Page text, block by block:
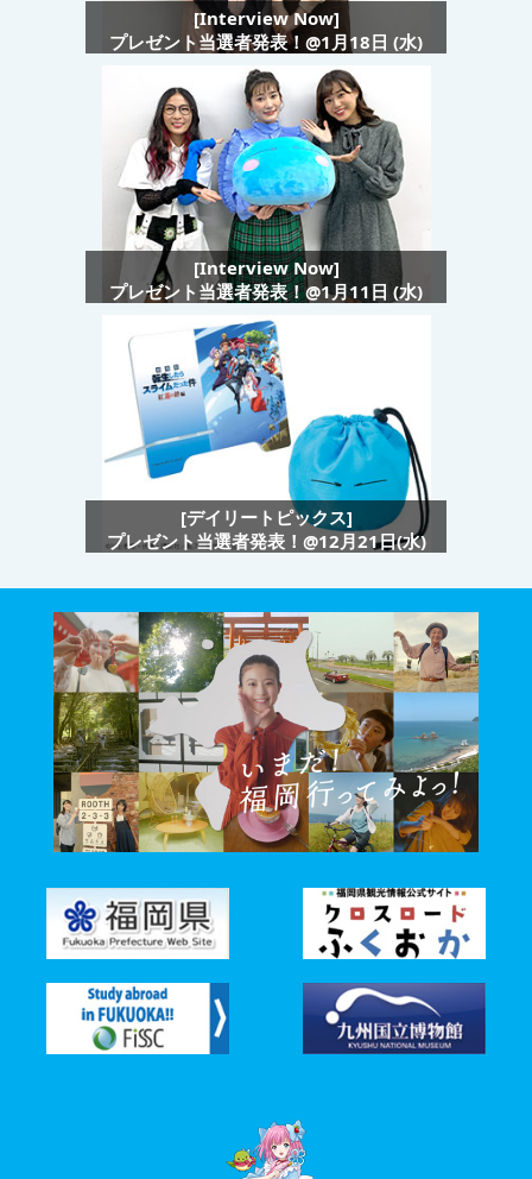
[Interview Now]
プレゼント当選者発表！@1月18日 (水)
[Interview Now]
プレゼント当選者発表！@1月11日 (水)
[デイリートピックス]
プレゼント当選者発表！@12月21日(水)